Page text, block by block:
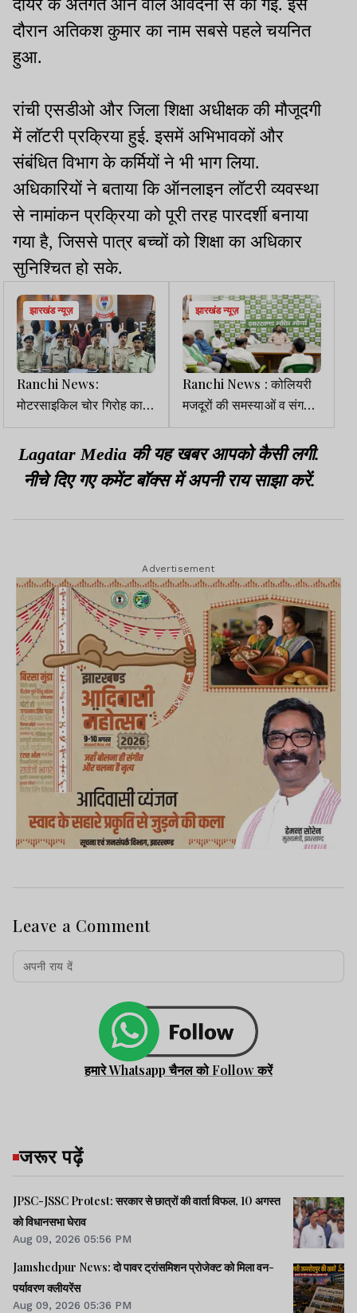
दायरे के अंतर्गत आने वाले आवेदनों से की गई. इस
दौरान अतिकश कुमार का नाम सबसे पहले चयनित
हुआ.
रांची एसडीओ और जिला शिक्षा अधीक्षक की मौजूदगी
में लॉटरी प्रक्रिया हुई. इसमें अभिभावकों और
संबंधित विभाग के कर्मियों ने भी भाग लिया.
अधिकारियों ने बताया कि ऑनलाइन लॉटरी व्यवस्था
से नामांकन प्रक्रिया को पूरी तरह पारदर्शी बनाया
गया है, जिससे पात्र बच्चों को शिक्षा का अधिकार
सुनिश्चित हो सके.
झारखंड न्यूज़
Ranchi News:
मोटरसाइकिल चोर गिरोह का
भंडाफोड़, 14 बाइक के साथ 7
आरोपी अरेस्ट
झारखंड न्यूज़
Ranchi News : कोलियरी
मजदूरों की समस्याओं व संगठन
विस्तार पर अहम बैठक
Lagatar Media की यह खबर आपको कैसी लगी.
नीचे दिए गए कमेंट बॉक्स में अपनी राय साझा करें.
Advertisement
Leave a Comment
हमारे Whatsapp चैनल को Follow करें
जरूर पढ़ें
JPSC-JSSC Protest: सरकार से छात्रों की वार्ता विफल, 10 अगस्त
को विधानसभा घेराव
Aug 09, 2026 05:56 PM
Jamshedpur News: दो पावर ट्रांसमिशन प्रोजेक्ट को मिला वन-
पर्यावरण क्लीयरेंस
Aug 09, 2026 05:36 PM